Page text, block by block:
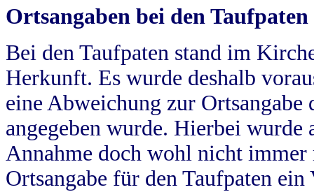
Ortsangaben bei den Taufpaten
Bei den Taufpaten stand im
Herkunft. Es wurde deshalb
eine Abweichung zur
angegeben wurde. Hierbei wurde
Annahme doch wohl nicht
Ortsangabe für den Taufpaten